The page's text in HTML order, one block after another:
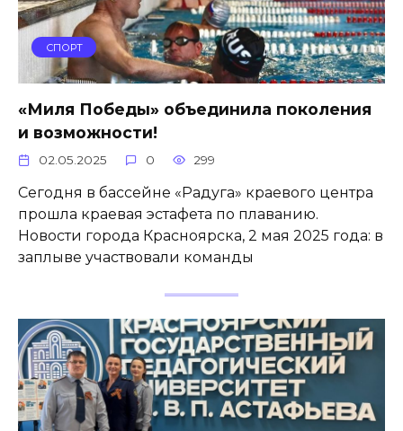
СПОРТ
«Миля Победы» объединила поколения
и возможности!
02.05.2025 0 299
Сегодня в бассейне «Радуга» краевого центра
прошла краевая эстафета по плаванию.
Новости города Красноярска, 2 мая 2025 года: в
заплыве участвовали команды